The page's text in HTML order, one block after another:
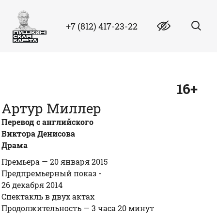
+7 (812) 417-23-22
16+
Артур Миллер
Перевод с английского
Виктора Денисова
Драма
Премьера — 20 января 2015
Предпремьерный показ -
26 декабря 2014
Спектакль в двух актах
Продолжительность — 3 часа 20 минут